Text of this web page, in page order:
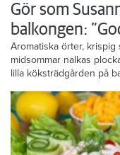
Gör som
balkongen:
Aromatiska örter,
midsommar nalkas
lilla köksträdgården på